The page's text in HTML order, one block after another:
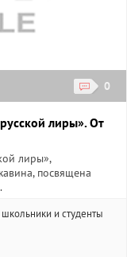
0
лиры». От
лиры»,
посвящена
и студенты